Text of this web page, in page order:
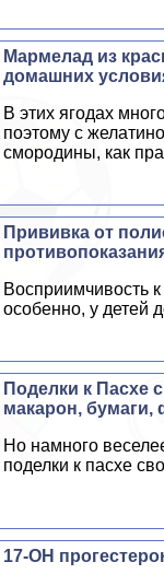
Мармелад из
домашних
В этих ягодах
поэтому с
смородины, как
Прививка от
Восприимчивость
особенно, у детей
Поделки к Пасхе
макарон, бумаги,
Но намного
поделки к пасхе
17-ОН